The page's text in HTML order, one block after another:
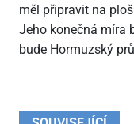
měl připravit na
Jeho konečná míra
bude Hormuzský